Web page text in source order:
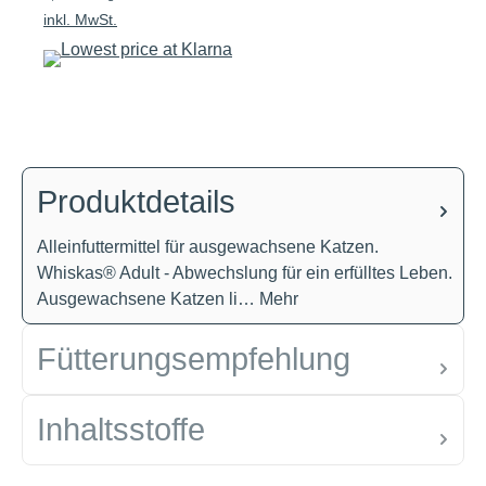
inkl. MwSt.
Produktdetails
Alleinfuttermittel für ausgewachsene Katzen.
Whiskas® Adult - Abwechslung für ein erfülltes Leben.
Ausgewachsene Katzen li… Mehr
Fütterungsempfehlung
Inhaltsstoffe